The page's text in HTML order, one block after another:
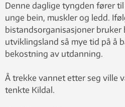
Denne daglige tyngden fører
unge bein, muskler og ledd.
bistandsorganisasjoner bruker
utviklingsland så mye tid på å
bekostning av utdanning.
Å trekke vannet etter seg ville
tenkte Kildal.